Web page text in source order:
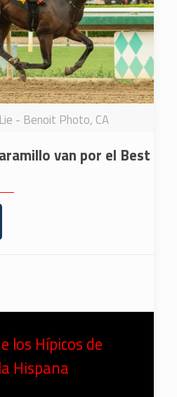
- Benoit Photo, CA
van por el Best
los Hípicos de
Hispana